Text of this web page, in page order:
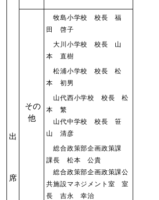
出
席
その
他
牧島小学校 校長 福
田 啓子
大川小学校 校長 山
本 直樹
松浦小学校 校長 松
本 初男
山代西小学校 校長 松
本 繁
山代中学校 校長 笹
山 清彦
総合政策部企画政策課
課長 松本 公貴
総合政策部企画政策課公
共施設マネジメント室 室
長 吉永 幸治